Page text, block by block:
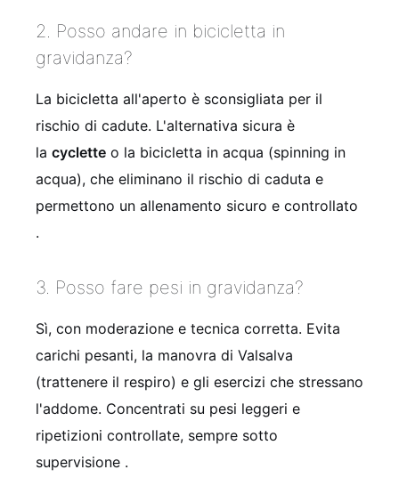
2. Posso andare in bicicletta in
gravidanza?
La bicicletta all'aperto è sconsigliata per il
rischio di cadute. L'alternativa sicura è
la cyclette o la bicicletta in acqua (spinning in
acqua), che eliminano il rischio di caduta e
permettono un allenamento sicuro e controllato
.
3. Posso fare pesi in gravidanza?
Sì, con moderazione e tecnica corretta. Evita
carichi pesanti, la manovra di Valsalva
(trattenere il respiro) e gli esercizi che stressano
l'addome. Concentrati su pesi leggeri e
ripetizioni controllate, sempre sotto
supervisione .